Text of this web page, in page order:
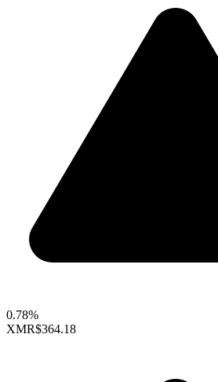
0.78%
XMR$364.18